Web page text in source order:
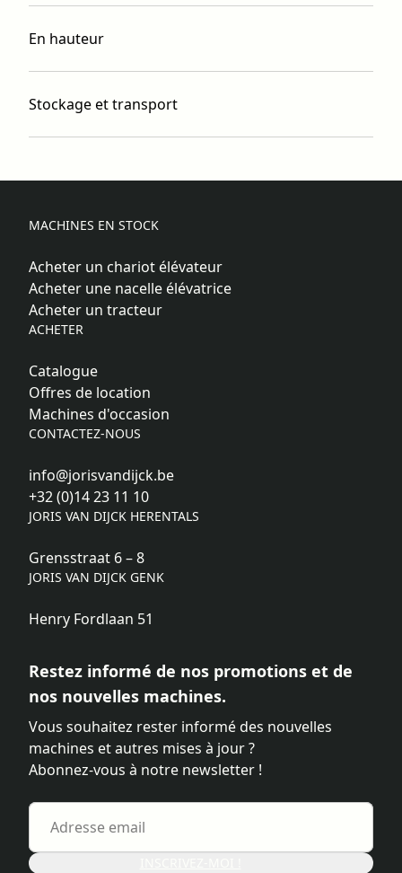
En hauteur
Stockage et transport
MACHINES EN STOCK
Acheter un chariot élévateur
Acheter une nacelle élévatrice
Acheter un tracteur
ACHETER
Catalogue
Offres de location
Machines d'occasion
CONTACTEZ-NOUS
info@jorisvandijck.be
+32 (0)14 23 11 10
JORIS VAN DIJCK HERENTALS
Grensstraat 6 – 8
JORIS VAN DIJCK GENK
Henry Fordlaan 51
Restez informé de nos promotions et de
nos nouvelles machines.
Vous souhaitez rester informé des nouvelles
machines et autres mises à jour ?
Abonnez-vous à notre newsletter !